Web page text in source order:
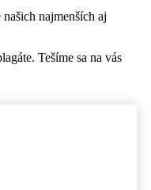
najmenších aj
Tešíme sa na vás